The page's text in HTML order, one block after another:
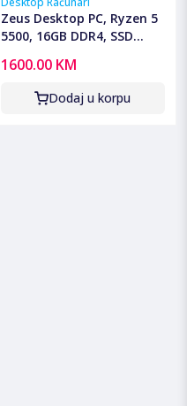
Zeus Desktop PC, Ryzen 5
5500, 16GB DDR4, SSD
5500/16GB/512/RX580
1600.00 KM
Dodaj u korpu